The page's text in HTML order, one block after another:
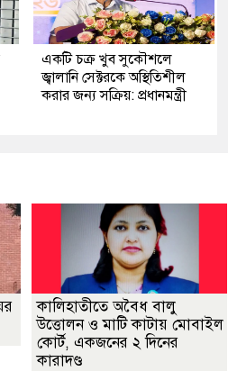
একটি চক্র খুব সুকৌশলে
জ্বালানি সেক্টরকে অস্থিতিশীল
করার জন্য সক্রিয়: প্রধানমন্ত্রী
কালিহাতীতে অবৈধ বালু
উত্তোলন ও মাটি কাটায় মোবাইল
কোর্ট, একজনের ২ দিনের
কারাদণ্ড